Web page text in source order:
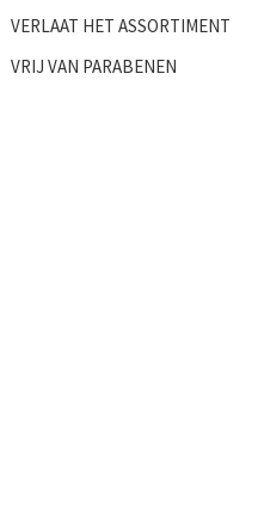
VERLAAT HET ASSORTIMENT
VRIJ VAN PARABENEN